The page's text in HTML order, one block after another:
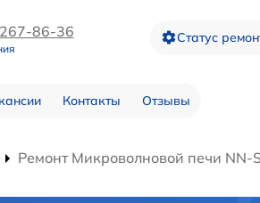
86-36 Статус
Контакты Отзывы
Ремонт Микроволновой печи NN-